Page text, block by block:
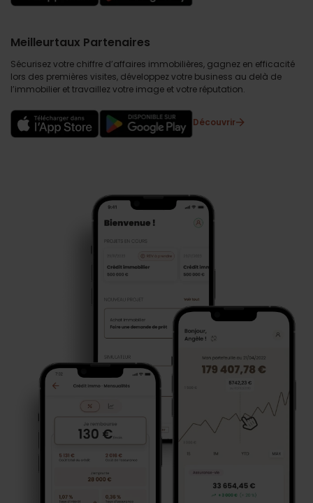
Meilleurtaux Partenaires
Sécurisez votre chiffre d’affaires immobilières, gagnez en efficacité
lors des premières visites, développez votre business au delà de
l’immobilier et travaillez votre image et votre réputation.
Découvrir